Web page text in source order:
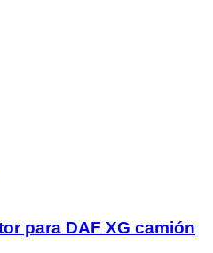
para DAF XG camión